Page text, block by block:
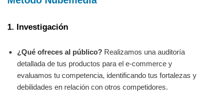
1. Investigación
¿Qué ofreces al público? Realizamos una auditoría
detallada de tus productos para el e-commerce y
evaluamos tu competencia, identificando tus fortalezas y
debilidades en relación con otros competidores.